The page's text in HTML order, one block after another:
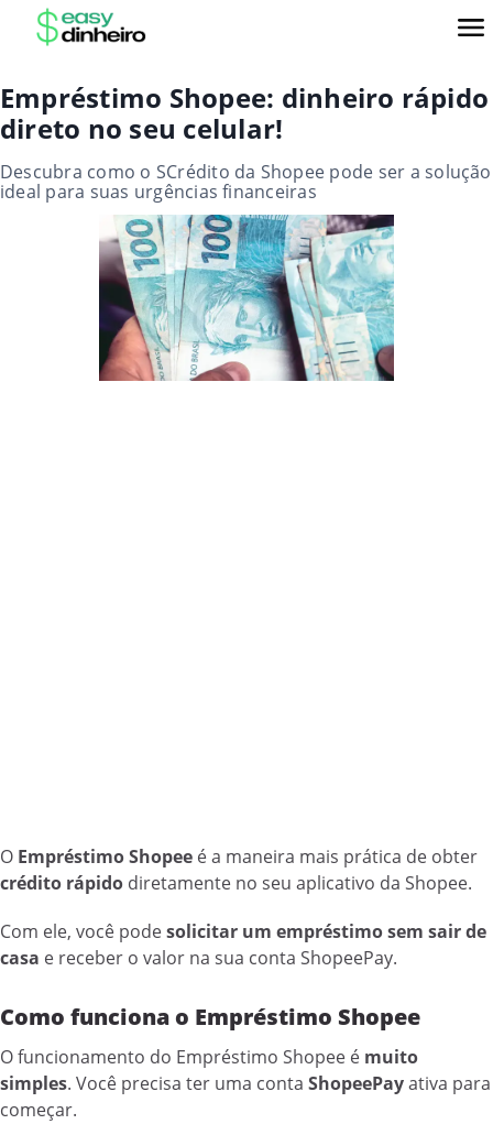
Empréstimo Shopee: dinheiro rápido
direto no seu celular!
Descubra como o SCrédito da Shopee pode ser a solução
ideal para suas urgências financeiras
O Empréstimo Shopee é a maneira mais prática de obter
crédito rápido diretamente no seu aplicativo da Shopee.
Com ele, você podesolicitar um empréstimo sem sair de
casa e receber o valor na sua conta ShopeePay.
Como funciona o Empréstimo Shopee
O funcionamento do Empréstimo Shopee é muito
simples. Você precisa ter uma conta ShopeePayativa para
começar.